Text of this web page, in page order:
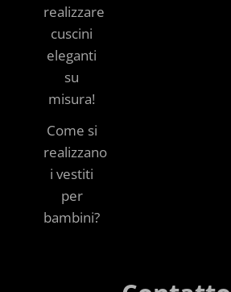
realizzare
cuscini
eleganti
su
misura!
Come si
realizzano
i vestiti
per
bambini?